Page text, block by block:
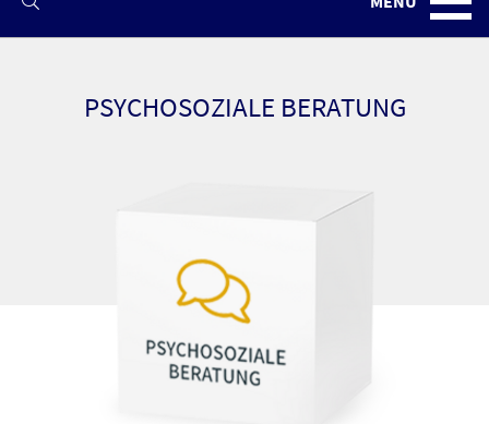
PSYCHOSOZIALE BERATUNG